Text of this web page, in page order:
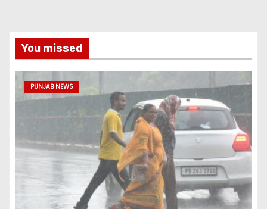
You missed
PUNJAB NEWS